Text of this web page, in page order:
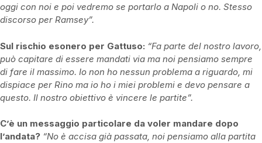
oggi con noi e poi vedremo se portarlo a Napoli o no. Stesso
discorso per Ramsey”.
Sul rischio esonero per Gattuso: “Fa parte del nostro lavoro,
può capitare di essere mandati via ma noi pensiamo sempre
di fare il massimo. Io non ho nessun problema a riguardo, mi
dispiace per Rino ma io ho i miei problemi e devo pensare a
questo. Il nostro obiettivo è vincere le partite”.
C’è un messaggio particolare da voler mandare dopo
l’andata? “No è accisa già passata, noi pensiamo alla partita